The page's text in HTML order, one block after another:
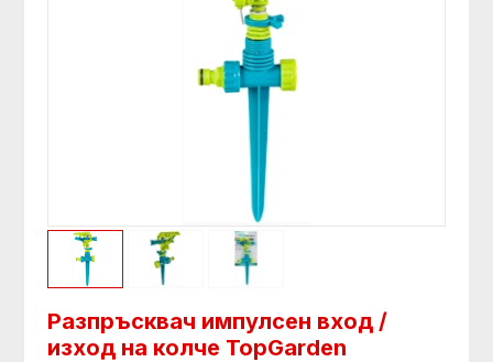
Разпръсквач импулсен вход /
изход на колче TopGarden